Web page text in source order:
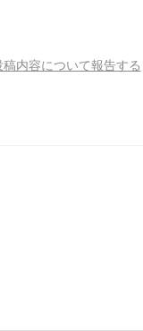
稿内容について報告する